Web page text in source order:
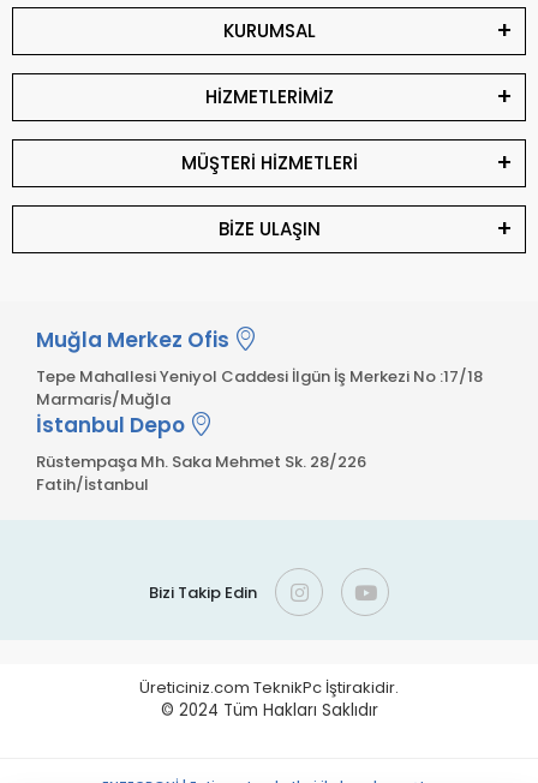
KURUMSAL
HİZMETLERİMİZ
MÜŞTERİ HİZMETLERİ
BİZE ULAŞIN
Muğla Merkez Ofis
Tepe Mahallesi Yeniyol Caddesi İlgün İş Merkezi No :17/18
Marmaris/Muğla
İstanbul Depo
Rüstempaşa Mh. Saka Mehmet Sk. 28/226
Fatih/İstanbul
Bizi Takip Edin
Üreticiniz.com TeknikPc İştirakidir.
© 2024 Tüm Hakları Saklıdır